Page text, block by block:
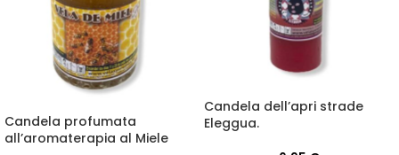
Candela profumata
all’aromaterapia al Miele
Candela dell’apri strade
Eleggua.